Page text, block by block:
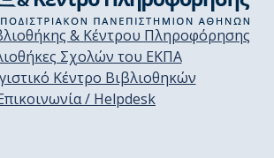
& Κέντρου Πληροφόρησης
Σχολών του ΕΚΠΑ
Κέντρο Βιβλιοθηκών
/ Helpdesk